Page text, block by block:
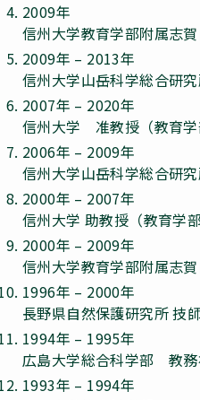
2009年
信州大学教育学部附属志
2009年 – 2013年
信州大学山岳科学総合研
2007年 – 2020年
信州大学 准教授（教育学
2006年 – 2009年
信州大学山岳科学総合研
2000年 – 2007年
信州大学 助教授（教育学部
2000年 – 2009年
信州大学教育学部附属志
1996年 – 2000年
長野県自然保護研究所 技
1994年 – 1995年
広島大学総合科学部 教務
1993年 – 1994年